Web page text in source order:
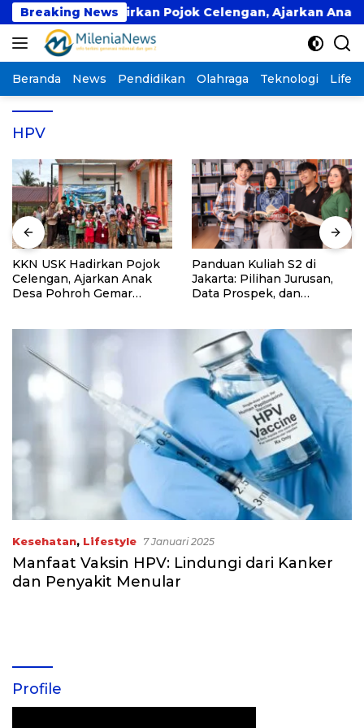
Langsung
ke
konten
Breaking News
KKN USK Hadirkan Pojok Celengan, Ajarkan Anak
Beranda News Pendidikan Olahraga Teknologi
HPV
KKN USK Hadirkan Pojok
Celengan, Ajarkan Anak
Desa Pohroh Gemar
Panduan Kuliah S2 di
Jakarta: Pilihan Jurusan,
Data Prospek, dan
Kesehatan, Lifestyle 7 Januari 2025
Manfaat Vaksin HPV: Lindungi dari Kanker
dan Penyakit Menular
Profile